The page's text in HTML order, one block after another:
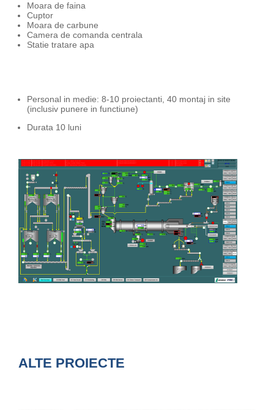
Moara de faina
Cuptor
Moara de carbune
Camera de comanda centrala
Statie tratare apa
Personal in medie: 8-10 proiectanti, 40 montaj in site
(inclusiv punere in functiune)
Durata 10 luni
ALTE PROIECTE